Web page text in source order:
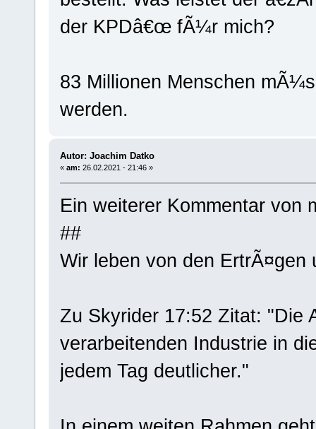
der KPDâ€œ fÃ¼r mich?
83 Millionen Menschen
werden.
Autor: Joachim Datko
« am: 26.02.2021 - 21:46 »
Ein weiterer Kommentar von
##
Wir leben von den ErtrÃ¤gen
Zu Skyrider 17:52 Zitat: "Die
verarbeitenden Industrie in
jedem Tag deutlicher."